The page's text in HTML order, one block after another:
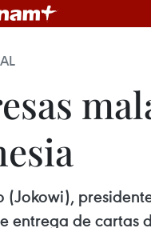
(Jokowi),
entrega de cartas